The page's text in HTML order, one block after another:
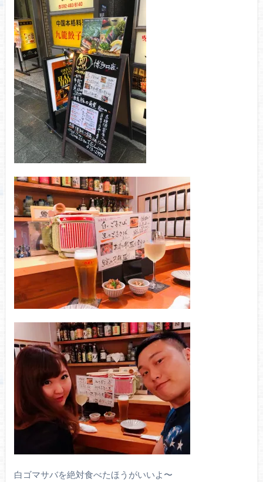
白ゴマサバを絶対食べたほうがいいよ〜